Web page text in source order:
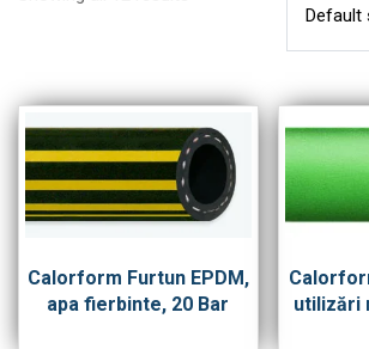
Calorform Furtun EPDM,
apa fierbinte, 20 Bar
utilizări